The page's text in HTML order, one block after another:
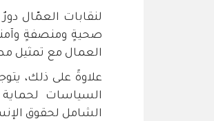
لنقابات العمّال
صحيةٍ ومنصفةٍ
العمال مع تمثيل
علاوةً على ذلك،
السياسات